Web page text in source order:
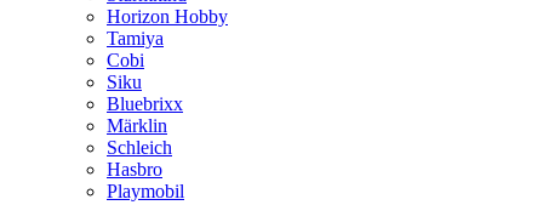
Horizon Hobby
Tamiya
Cobi
Siku
Bluebrixx
Märklin
Schleich
Hasbro
Playmobil